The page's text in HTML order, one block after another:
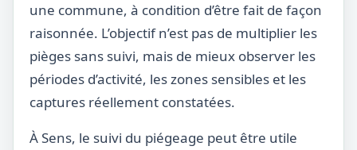
une commune, à condition d’être fait de façon
raisonnée. L’objectif n’est pas de multiplier les
pièges sans suivi, mais de mieux observer les
périodes d’activité, les zones sensibles et les
captures réellement constatées.
À Sens, le suivi du piégeage peut être utile